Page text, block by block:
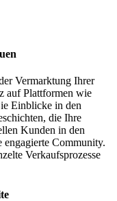
Vermarktung Ihrer
auf Plattformen wie
Einblicke in den
die Ihre
Kunden in den
engagierte Community.
Verkaufsprozesse